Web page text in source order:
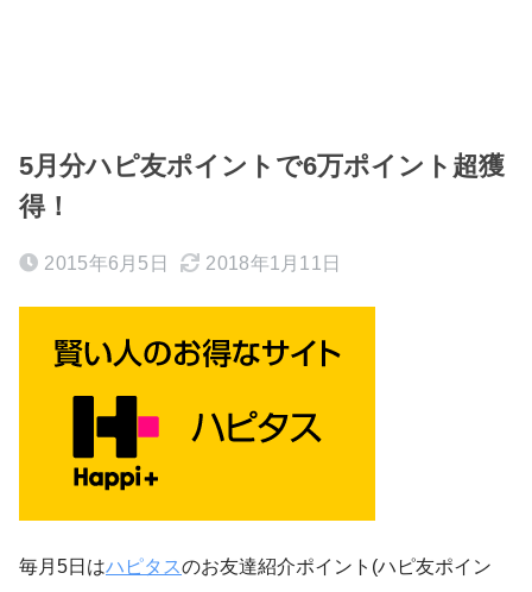
5月分ハピ友ポイントで6万ポイント超獲
得！
2015年6月5日 2018年1月11日
毎月5日はハピタスのお友達紹介ポイント(ハピ友ポイン